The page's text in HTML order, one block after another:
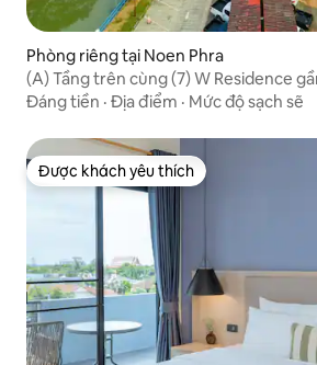
Phòng riêng tại Noen Phra
(A) Tầng trên cùng (7) W Residence
Đáng tiền · Địa điểm · Mức độ sạch sẽ
Được khách yêu thích
Được khách yêu thích